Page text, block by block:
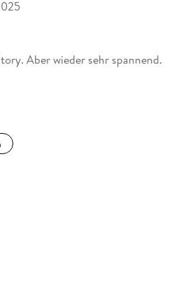
Aber wieder sehr spannend.